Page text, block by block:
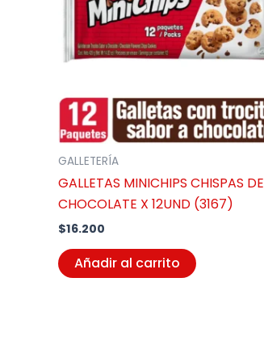
GALLETERÍA
GALLETAS MINICHIPS CHISPAS DE
CHOCOLATE X 12UND (3167)
$16.200
Añadir al carrito